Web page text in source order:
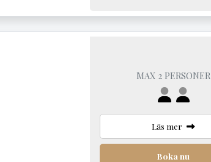
MAX 2 PERSONER
Läs mer
Boka nu